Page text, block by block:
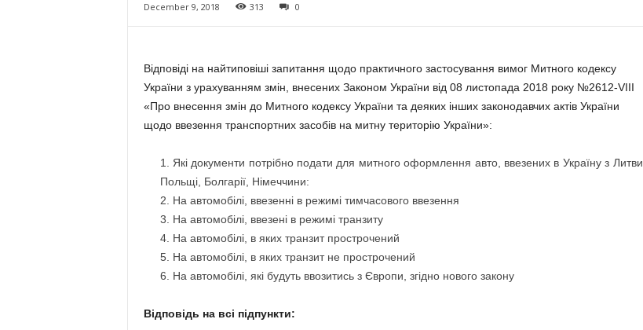
December 9, 2018 313 0
Відповіді на найтиповіші запитання щодо практичного застосування вимог Митного кодексу
України з урахуванням змін, внесених Законом України від 08 листопада 2018 року №2612-VIII
«Про внесення змін до Митного кодексу України та деяких інших законодавчих актів України
щодо ввезення транспортних засобів на митну територію України»:
Які документи потрібно подати для митного оформлення авто, ввезених в Україну з Литви,
Польщі, Болгарії, Німеччини:
На автомобілі, ввезенні в режимі тимчасового ввезення
На автомобілі, ввезені в режимі транзиту
На автомобілі, в яких транзит прострочений
На автомобілі, в яких транзит не прострочений
На автомобілі, які будуть ввозитись з Європи, згідно нового закону
Відповідь на всі підпункти: